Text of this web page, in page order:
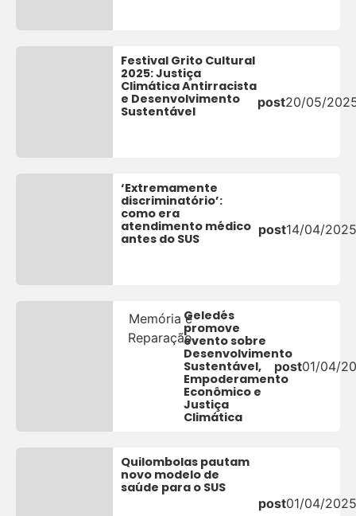
Festival Grito Cultural
2025: Justiça
Climática Antirracista
e Desenvolvimento
Sustentável
post20/05/
‘Extremamente
discriminatório’:
como era
atendimento médico
antes do SUS
post14/04/
Memória e
Reparação
Geledés
promove
evento sobre
Desenvolvimento
Sustentável,
Empoderamento
Econômico e
Justiça
Climática
post01/04/
Quilombolas pautam
novo modelo de
saúde para o SUS
post01/04/